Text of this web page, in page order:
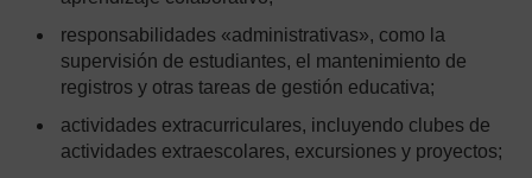
responsabilidades «administrativas», como la
supervisión de estudiantes, el mantenimiento de
registros y otras tareas de gestión educativa;
actividades extracurriculares, incluyendo clubes de
actividades extraescolares, excursiones y proyectos;